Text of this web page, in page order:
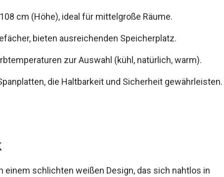
cm (Höhe), ideal für mittelgroße Räume.
bieten ausreichenden Speicherplatz.
zur Auswahl (kühl, natürlich, warm).
die Haltbarkeit und Sicherheit gewährleisten.
einem schlichten weißen Design, das sich nahtlos in